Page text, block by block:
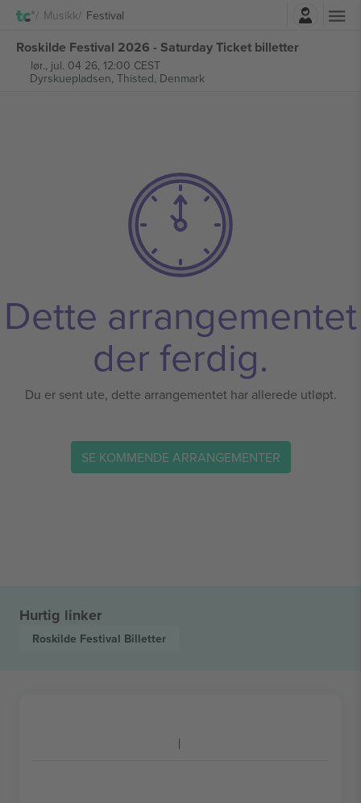
Musikk Festival
Roskilde Festival 2026 - Saturday Ticket billetter
lør., jul. 04 26, 12:00 CEST
Dyrskuepladsen, Thisted, Denmark
Dette arrangementet
der ferdig.
Du er sent ute, dette arrangementet har allerede utløpt.
SE KOMMENDE ARRANGEMENTER
Hurtig linker
Roskilde Festival Billetter